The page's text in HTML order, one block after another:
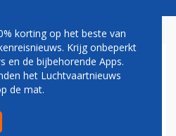
REIZIGER
IERLAND IN
korting op het beste van
Krijg onbeperkt
en de bijbehorende Apps.
het Luchtvaartnieuws
de mat.